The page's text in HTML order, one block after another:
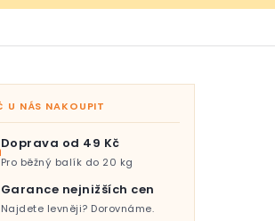
čas
U NÁS NAKOUPIT
Doprava od 49 Kč
Pro běžný balík do 20 kg
Garance nejnižších cen
Najdete levněji? Dorovnáme.